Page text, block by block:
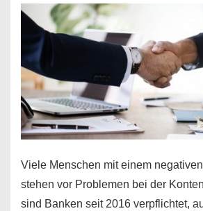
funktioniert’s
Viele Menschen mit einem
stehen vor Problemen bei der
sind Banken seit 2016 verpflichtet,